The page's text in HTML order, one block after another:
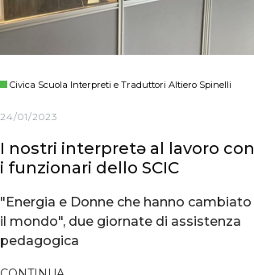
Civica Scuola Interpreti e Traduttori Altiero Spinelli
24/01/2023
I nostri interpretə al lavoro con
i funzionari dello SCIC
"Energia e Donne che hanno cambiato
il mondo", due giornate di assistenza
pedagogica